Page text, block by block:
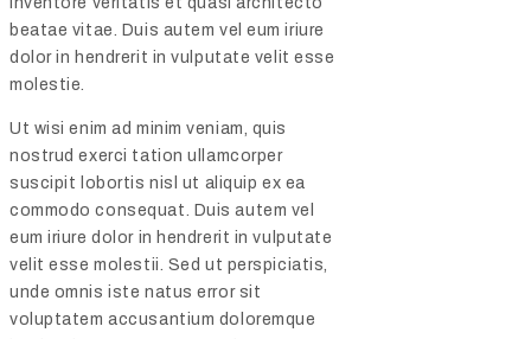
beatae vitae. Duis autem vel eum iriure
dolor in hendrerit in vulputate velit esse
molestie.
Ut wisi enim ad minim veniam, quis
nostrud exerci tation ullamcorper
suscipit lobortis nisl ut aliquip ex ea
commodo consequat. Duis autem vel
eum iriure dolor in hendrerit in vulputate
velit esse molestii. Sed ut perspiciatis,
unde omnis iste natus error sit
voluptatem accusantium doloremque